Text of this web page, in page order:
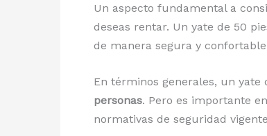
Un aspecto fundamental a
deseas rentar. Un yate de 50
de manera segura y
En términos generales, un
personas. Pero es importante
normativas de seguridad